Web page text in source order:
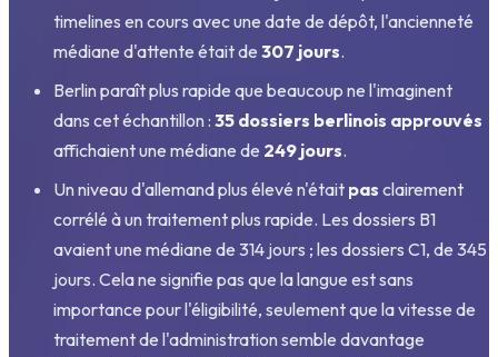
timelines en cours avec une date de dépôt, l'ancienneté
médiane d'attente était de 307 jours.
Berlin paraît plus rapide que beaucoup ne l'imaginent
dans cet échantillon : 35 dossiers berlinois approuvés
affichaient une médiane de 249 jours.
Un niveau d'allemand plus élevé n'était pas clairement
corrélé à un traitement plus rapide. Les dossiers B1
avaient une médiane de 314 jours ; les dossiers C1, de 345
jours. Cela ne signifie pas que la langue est sans
importance pour l'éligibilité, seulement que la vitesse de
traitement de l'administration semble davantage